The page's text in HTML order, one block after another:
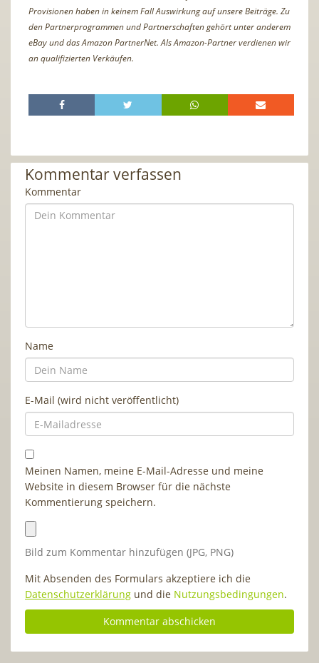
Provisionen haben in keinem Fall Auswirkung auf unsere Beiträge. Zu
den Partnerprogrammen und Partnerschaften gehört unter anderem
eBay und das Amazon PartnerNet. Als Amazon-Partner verdienen wir
an qualifizierten Verkäufen.
Kommentar verfassen
Kommentar
Name
E-Mail (wird nicht veröffentlicht)
Meinen Namen, meine E-Mail-Adresse und meine
Website in diesem Browser für die nächste
Kommentierung speichern.
Bild zum Kommentar hinzufügen (JPG, PNG)
Mit Absenden des Formulars akzeptiere ich die
Datenschutzerklärung und die Nutzungsbedingungen.